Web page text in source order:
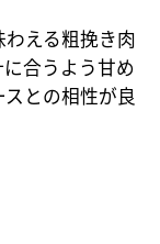
える粗挽き肉
合うよう甘め
との相性が良